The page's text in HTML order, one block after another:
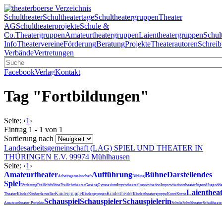
SchultheaterSchultheatertageSchultheatergruppenTheater
AGSchultheaterprojekteSchule &
Co.TheatergruppenAmateurtheatergruppenLaientheatergruppen
InfoTheatervereineFörderungBeratungProjekteTheaterautoren
VerbändeVertretungen
FacebookVerlagKontakt
Tag "Fortbildungen"
Seite: ‹1 ›
Eintrag 1 - 1 von 1
Sortierung nach
Landesarbeitsgemeinschaft (LAG) SPIEL UND THEATER IN
THÜRINGEN E.V. 99974 Mühlhausen
Seite: ‹1 ›
AmateurtheaterArbeitsgemeinschaftAufführungBildungBühneDarstellendes
SpielFörderungFreilichtbühneFreilichttheaterGesangGymnasiumImprotheaterImprovisationImprovisationstheaterJugend
TheaterKinderKinderdarstellerKindergruppeKindergruppenKindertheaterKindertheatergruppeKunstKurse
Amateurtheater.ProjekteSchauspielSchauspielerSchauspielerinSchuleSchultheater